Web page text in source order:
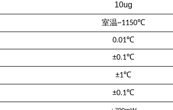
10ug
室温~1150℃
0.01℃
±0.1℃
±1℃
±0.1℃